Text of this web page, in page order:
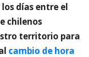
días entre el
chilenos
territorio para
cambio de hora